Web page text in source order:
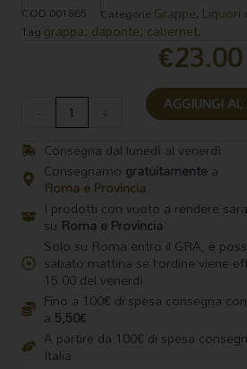
COD 001865 CategorieGrappe, Liquori
Tag grappa; daponte; cabernet;
€23.00
Grappa
Ponte
di
Cabernet
70cl
quantità
+
AGGIUNGI
Consegna dal lunedì al venerdì
Consegnamo gratuitamentea
Roma e Provincia
I prodotti con vuoto a rendere
su Roma e Provincia
Solo su Roma entro il GRA, è
sabato mattina se l’ordine viene
15.00 del venerdì
Fino a 100€ di spesa consegna
a 5,50€
A partire da 100€ di spesa
Italia